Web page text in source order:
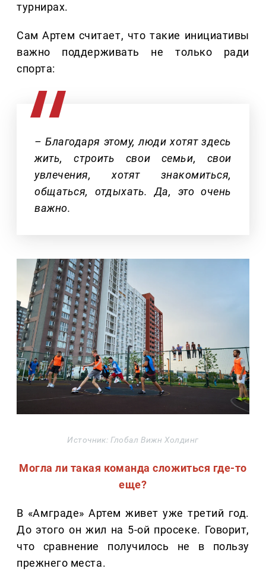
турнирах.
Сам Артем считает, что такие инициативы
важно поддерживать не только ради
спорта:
– Благодаря этому, люди хотят здесь
жить, строить свои семьи, свои
увлечения, хотят знакомиться,
общаться, отдыхать. Да, это очень
важно.
Источник: Глобал Вижн Холдинг
Могла ли такая команда сложиться где-то
еще?
В «Амграде» Артем живет уже третий год.
До этого он жил на 5-ой просеке. Говорит,
что сравнение получилось не в пользу
прежнего места.